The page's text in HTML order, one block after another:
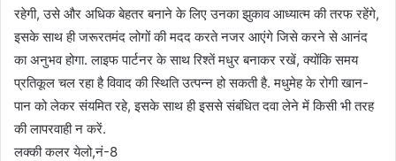
रहेगी, उसे और अधिक बेहतर बनाने के लिए उनका झुकाव आध्यात्म की तरफ रहेंगे,
इसके साथ ही जरूरतमंद लोगों की मदद करते नजर आएंगे जिसे करने से आनंद
का अनुभव होगा. लाइफ पार्टनर के साथ रिश्तें मधुर बनाकर रखें, क्योंकि समय
प्रतिकूल चल रहा है विवाद की स्थिति उत्पन्न हो सकती है. मधुमेह के रोगी खान-
पान को लेकर संयमित रहे, इसके साथ ही इससे संबंधित दवा लेने में किसी भी तरह
की लापरवाही न करें.
लक्की कलर येलो,नं-8